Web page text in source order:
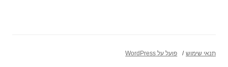
תנאי שימוש פועל על WordPress